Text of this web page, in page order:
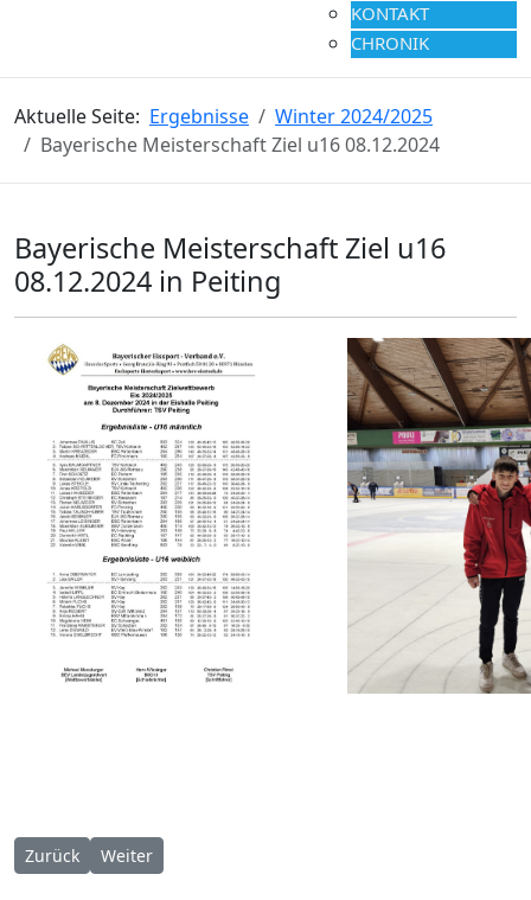
KONTAKT
CHRONIK
Aktuelle Seite: Ergebnisse
Winter 2024/2025
Bayerische Meisterschaft Ziel u16 08.12.2024
Bayerische Meisterschaft Ziel u16
08.12.2024 in Peiting
Vorheriger Beitrag: Bayernpokal Mixed 08.12.2024
Zurück Nächster Beitrag: Bayerische Meisterschaft u16
Weiter